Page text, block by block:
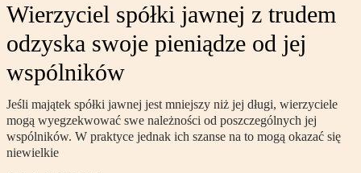
Wierzyciel spółki jawnej z trudem
odzyska swoje pieniądze od jej
wspólników
Jeśli majątek spółki jawnej jest mniejszy niż jej długi, wierzyciele
mogą wyegzekwować swe należności od poszczególnych jej
wspólników. W praktyce jednak ich szanse na to mogą okazać się
niewielkie